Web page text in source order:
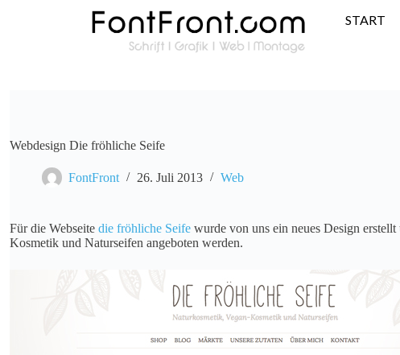
START
Webdesign Die fröhliche Seife
FontFront 26. Juli 2013 Web
Für die Webseite die fröhliche Seife wurde von uns ein neues Design
Kosmetik und Naturseifen angeboten werden.